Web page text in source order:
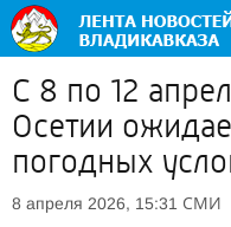
С 8 по 12
Осетии
погодных
8 апреля 2026, 15:31 СМИ